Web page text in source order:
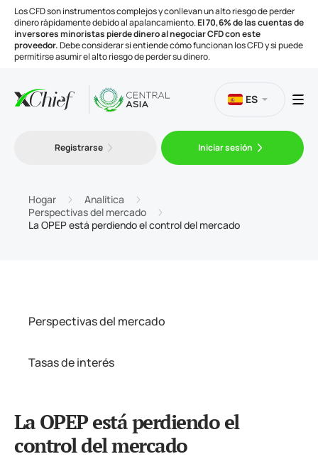
Los CFD son instrumentos complejos y conllevan un alto riesgo de perder
dinero rápidamente debido al apalancamiento.El 70,6% de las cuentas de
inversores minoristas pierde dinero al negociar CFD con este
proveedor.Debe considerar si entiende cómo funcionan los CFD y si puede
permitirse asumir el alto riesgo de perder su dinero.
Herramientas
ES
Registrarse Iniciar sesión
Hogar
Analítica
Perspectivas del mercado
La OPEP está perdiendo el control del mercado
Perspectivas del mercado
Tasas de interés
La OPEP está perdiendo el
control del mercado